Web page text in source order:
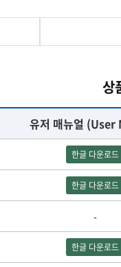
상
유저 매뉴얼
한글 다운로드
한글 다운로드
-
한글 다운로드